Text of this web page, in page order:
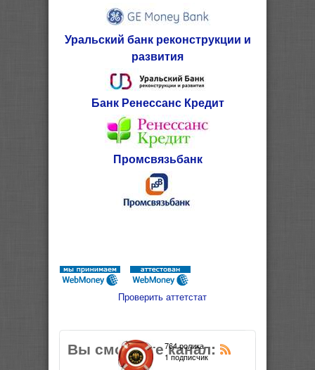
Уральский банк реконструкции и
развития
Банк Ренессанс Кредит
Промсвязьбанк
Проверить аттетстат
Вы смотрите канал:
764 ролика
1 подписчик